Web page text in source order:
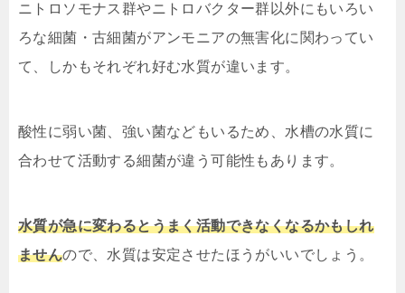
ニトロソモナス群やニトロバクター群以外にもいろい
ろな細菌・古細菌がアンモニアの無害化に関わってい
て、しかもそれぞれ好む水質が違います。
酸性に弱い菌、強い菌などもいるため、水槽の水質に
合わせて活動する細菌が違う可能性もあります。
水質が急に変わるとうまく活動できなくなるかもしれ
ませんので、水質は安定させたほうがいいでしょう。